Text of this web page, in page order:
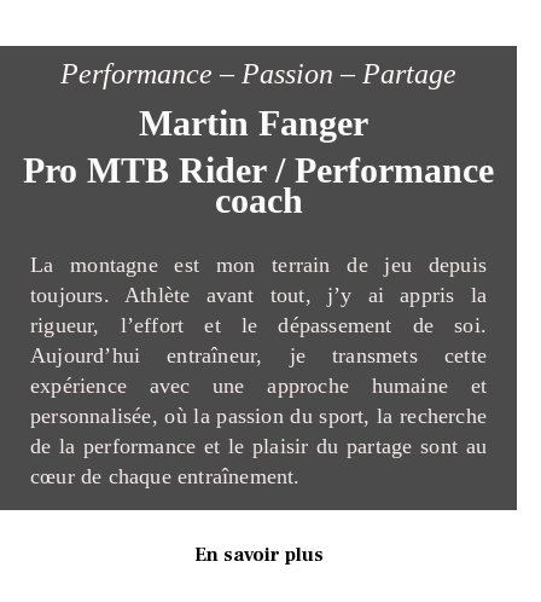
Performance – Passion – Partage
Martin Fanger
Pro MTB Rider / Performance
coach
La montagne est mon terrain de jeu depuis
toujours. Athlète avant tout, j’y ai appris la
rigueur, l’effort et le dépassement de soi.
Aujourd’hui entraîneur, je transmets cette
expérience avec une approche humaine et
personnalisée, où la passion du sport, la recherche
de la performance et le plaisir du partage sont au
cœur de chaque entraînement.
En savoir plus